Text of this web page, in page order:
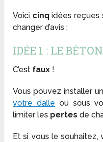
Voici cinq idées reçues
changer d’avis :
IDÉE 1 : LE
C’est faux !
Vous pouvez installer un
votre dalle ou sous
limiter les pertes de
Et si vous le